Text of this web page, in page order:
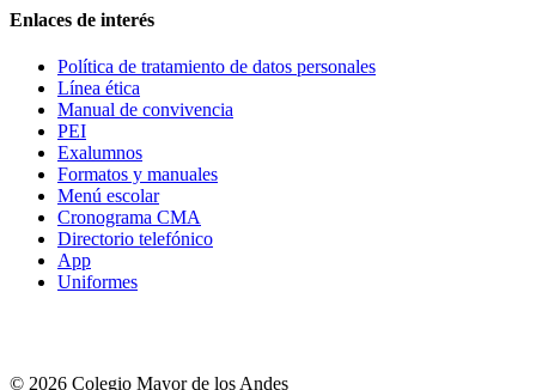
Enlaces de interés
Política de tratamiento de datos personales
Línea ética
Manual de convivencia
PEI
Exalumnos
Formatos y manuales
Menú escolar
Cronograma CMA
Directorio telefónico
App
Uniformes
© 2026 Colegio Mayor de los Andes